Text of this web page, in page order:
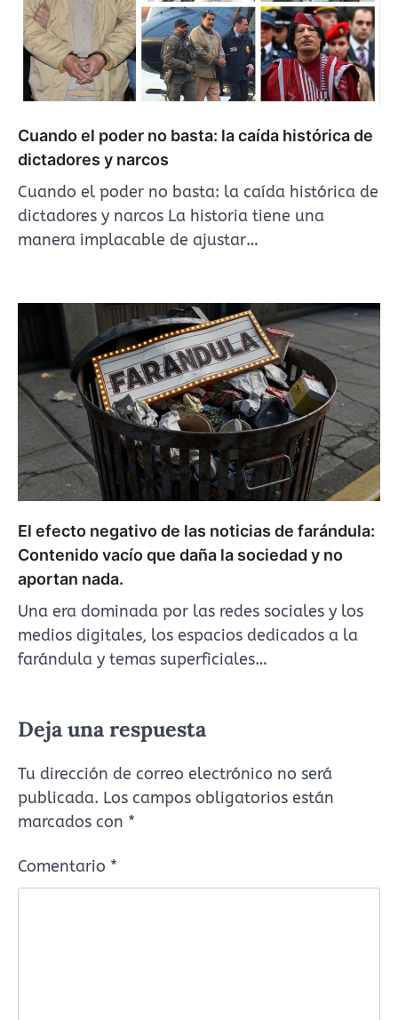
Cuando el poder no basta: la caída histórica de
dictadores y narcos
Cuando el poder no basta: la caída histórica de
dictadores y narcos La historia tiene una
manera implacable de ajustar…
El efecto negativo de las noticias de farándula:
Contenido vacío que daña la sociedad y no
aportan nada.
Una era dominada por las redes sociales y los
medios digitales, los espacios dedicados a la
farándula y temas superficiales…
Deja una respuesta
Tu dirección de correo electrónico no será
publicada. Los campos obligatorios están
marcados con *
Comentario *